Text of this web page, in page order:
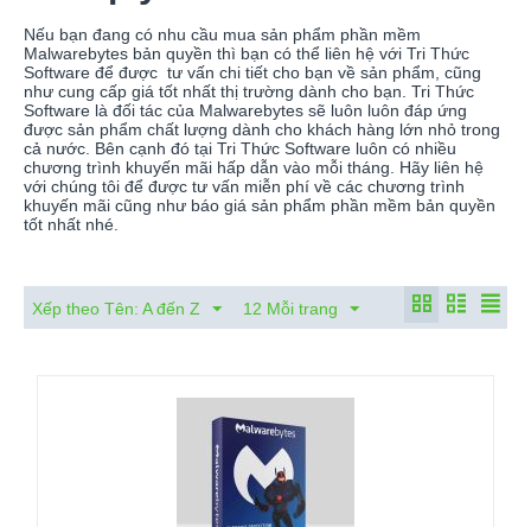
Nếu bạn đang có nhu cầu mua sản phẩm phần mềm
Malwarebytes bản quyền thì bạn có thể liên hệ với Tri Thức
Software để được tư vấn chi tiết cho bạn về sản phẩm, cũng
như cung cấp giá tốt nhất thị trường dành cho bạn. Tri Thức
Software là đối tác của Malwarebytes sẽ luôn luôn đáp ứng
được sản phẩm chất lượng dành cho khách hàng lớn nhỏ trong
cả nước. Bên cạnh đó tại Tri Thức Software luôn có nhiều
chương trình khuyến mãi hấp dẫn vào mỗi tháng. Hãy liên hệ
với chúng tôi để được tư vấn miễn phí về các chương trình
khuyến mãi cũng như báo giá sản phẩm phần mềm bản quyền
tốt nhất nhé.
Xếp theo Tên: A đến Z 12 Mỗi trang